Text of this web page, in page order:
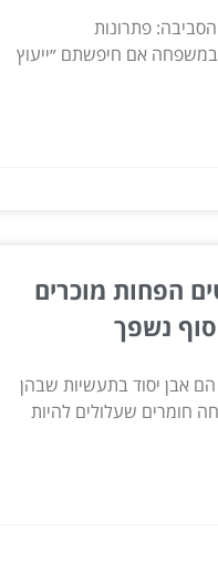
פתרונות
אם חיפשתם ״ייעוץ
הפחות מוכרים
נשפך
אבן יסוד בתעשיות שבהן
חומרים שעלולים להיות